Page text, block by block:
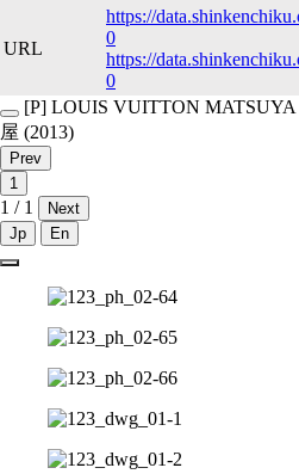
URL
https://
0
https://
0
[P] LOUIS VUITTON MATSUYA
屋 (2013)
Prev
1
1 / 1
Next
Jp
En